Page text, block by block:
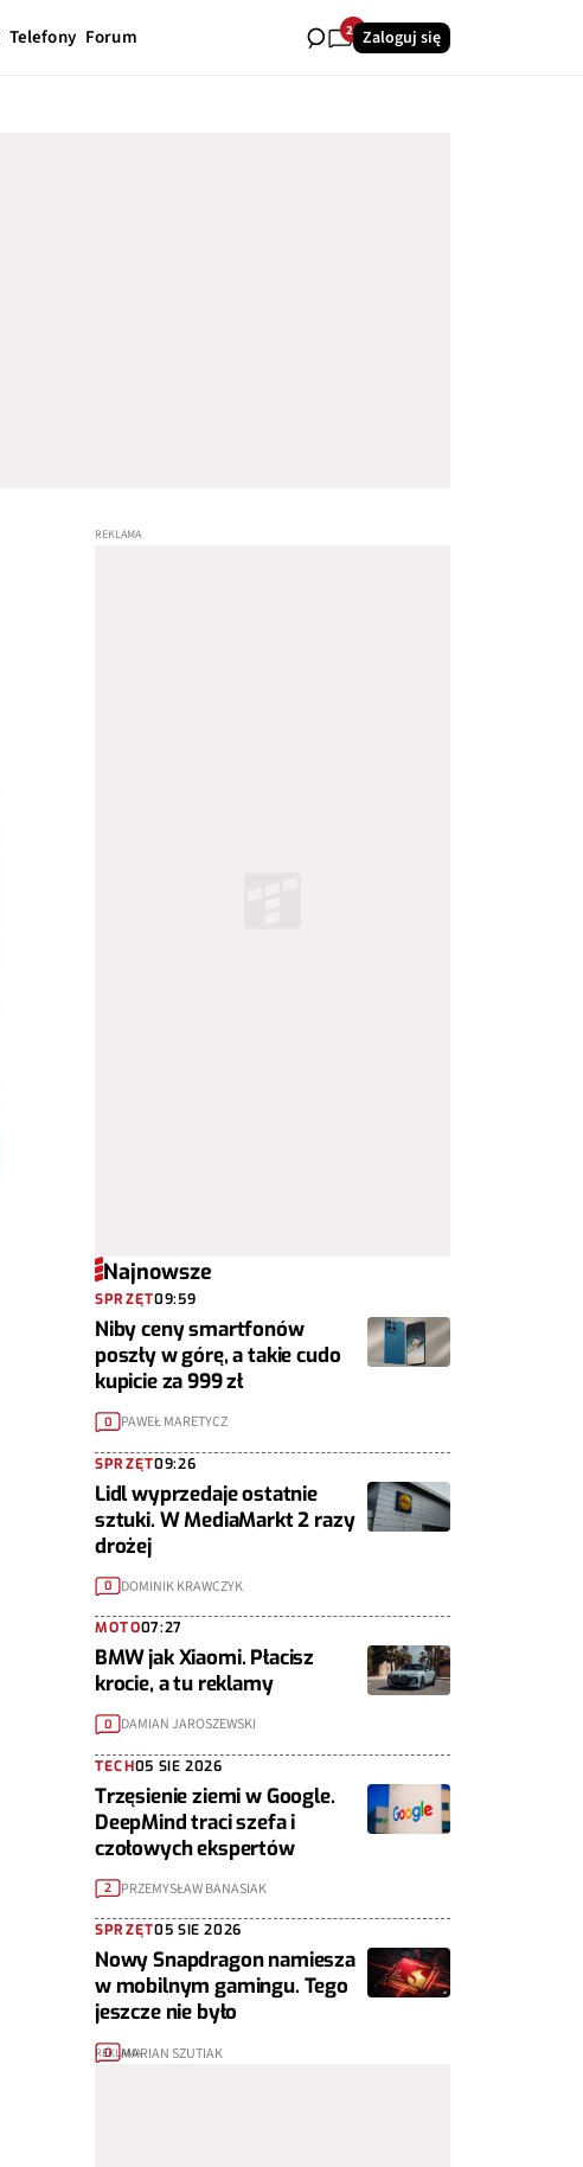
Telefony Forum 24Zaloguj się
Najnowsze
SPRZĘT09:59
Niby ceny smartfonów
poszły w górę, a takie cudo
kupicie za 999 zł
0 PAWEŁ MARETYCZ
SPRZĘT09:26
Lidl wyprzedaje ostatnie
sztuki. W MediaMarkt 2 razy
drożej
0 DOMINIK KRAWCZYK
MOTO07:27
BMW jak Xiaomi. Płacisz
krocie, a tu reklamy
0 DAMIAN JAROSZEWSKI
TECH05 SIE 2026
Trzęsienie ziemi w Google.
DeepMind traci szefa i
czołowych ekspertów
2 PRZEMYSŁAW BANASIAK
SPRZĘT05 SIE 2026
Nowy Snapdragon namiesza
w mobilnym gamingu. Tego
jeszcze nie było
0 MARIAN SZUTIAK